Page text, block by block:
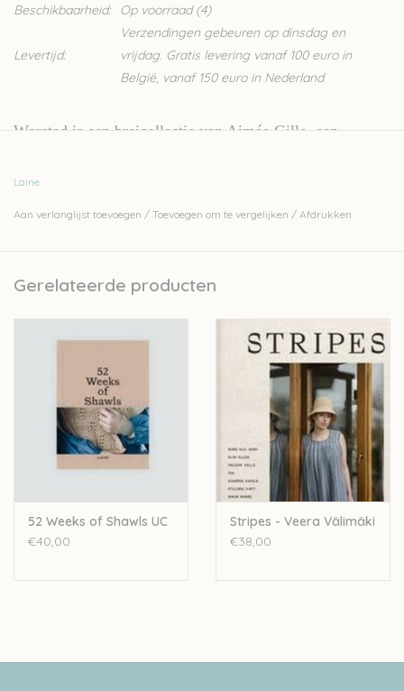
Beschikbaarheid: Op voorraad(4)
Levertijd:
Verzendingen gebeuren op dinsdag en
vrijdag. Gratis levering vanaf 100 euro in
België, vanaf 150 euro in Nederland
Worsted is een breicollectie van Aimée Gille, een
ontwerpers. Elke ontwerper heeft zijn eigen unieke stijl
wat zich vertaalt in een collectie die heel wat
gilets en accessoires zoals sjaals en mutsen.
kleurwerk, kabels en verschillende steken.
14 breipatronen (5 sweaters, 2 cardigans, 1 poncho, 3
sjaals, 2 cowls, 1 muts) alle gebreid in 'worsted' garen
Editor: Aimée Gille
Taal: English
Gewicht: ong 650 g
Alle truien en gilets zijn uitgewerkt van maat 1 (75cm
Laine
Aan verlanglijst toevoegen / Toevoegen om te vergelijken / Afdrukken
Gerelateerde producten
52 Weeks of Shawls UC
€40,00
Stripes - Veera Välimäki
€38,00